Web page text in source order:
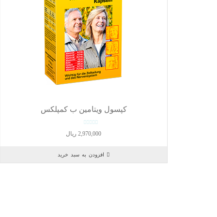
کپسول ویتامین ب کمپلکس
t
o
2,970,000 ریال
افزودن به سبد خرید